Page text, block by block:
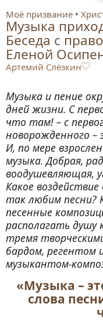
Моё призвание
Музыка
Беседа с
Еленой
Артемий Слёзкин
Музыка и пение
дней жизни. С
что там! – с
новорожденного –
И, по мере
музыка. Добрая,
воодушевляющая,
Какое
так любим песни?
песенные
располагать душу
тремя
бардом, регентом
музыкантом-
«Музыка –
слова